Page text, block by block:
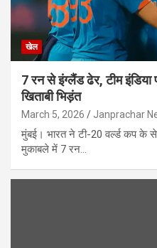
खेल
7 रन से इंग्लैंड ढेर, टीम
खिताबी भिड़ंत
March 5, 2026 Janprachar
मुंबई। भारत ने टी-20 वर्ल्ड कप के
मुकाबले में 7 रन…